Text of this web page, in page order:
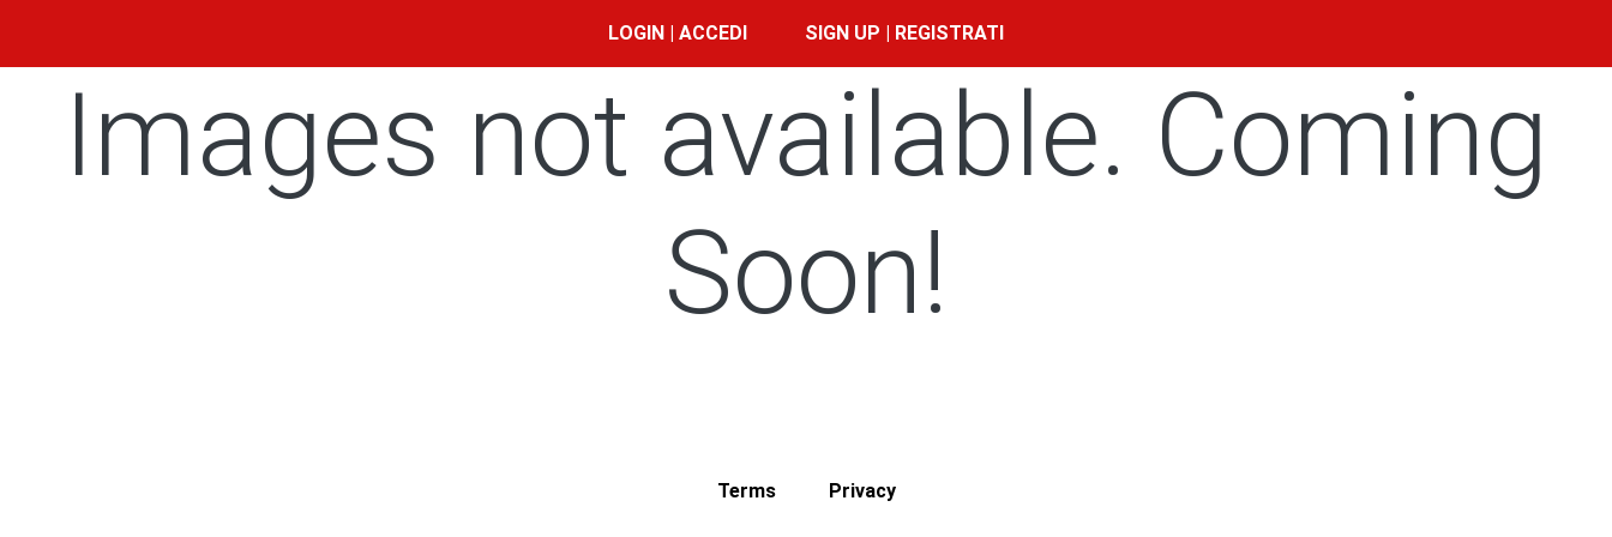
LOGIN | ACCEDI SIGN UP | REGISTRATI
Images not available. Coming
Soon!
Terms Privacy